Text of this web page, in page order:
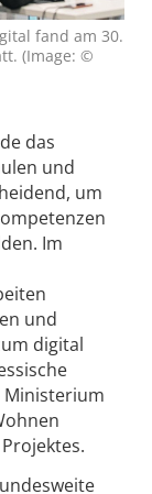
fand am 30.
(Image: ©
das
und
um
Im
und
digital
Ministerium